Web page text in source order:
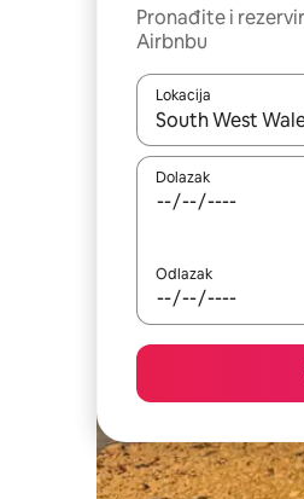
Pronađite i
Airbnbu
Lokacija
Kada budu
Dolazak
Odlazak